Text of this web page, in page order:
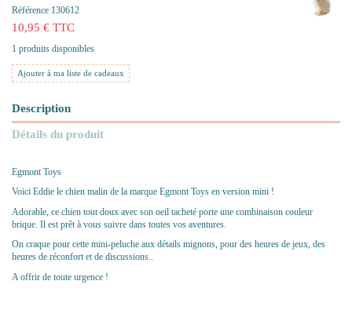
Référence 130612
10,95 € TTC
1 produits disponibles
Ajouter à ma liste de cadeaux
Description
Détails du produit
Egmont Toys
Voici Eddie le chien malin de la marque Egmont Toys en version mini !
Adorable, ce chien tout doux avec son oeil tacheté porte une combinaison couleur
brique. Il est prêt à vous suivre dans toutes vos aventures.
On craque pour cette mini-peluche aux détails mignons, pour des heures de jeux, des
heures de réconfort et de discussions..
A offrir de toute urgence !